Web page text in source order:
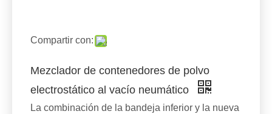
Compartir con:
Mezclador de contenedores de polvo
electrostático al vacío neumático
La combinación de la bandeja inferior y la nueva